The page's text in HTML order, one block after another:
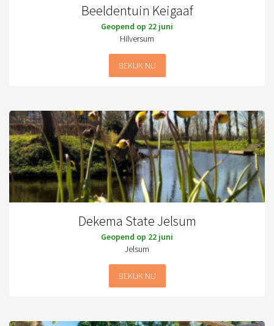
Beeldentuin Keigaaf
Geopend op 22 juni
Hilversum
BEKIJK NU
Dekema State Jelsum
Geopend op 22 juni
Jelsum
BEKIJK NU